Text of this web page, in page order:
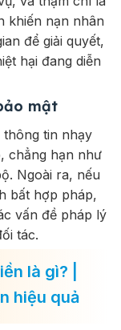
khiến nạn nhân
để giải quyết,
hại đang diễn
mật
thông tin nhạy
chẳng hạn như
Ngoài ra, nếu
bất hợp pháp,
vấn đề pháp lý
tác.
là gì? |
hiệu quả